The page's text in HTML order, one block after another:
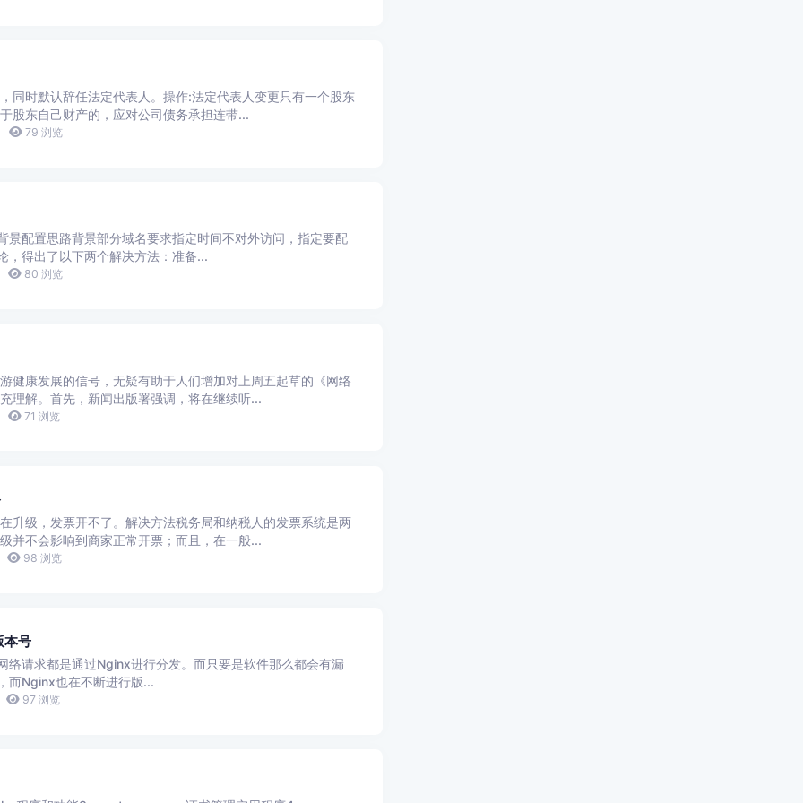
同时默认辞任法定代表人。操作:法定代表人变更只有一个股东
股东自己财产的，应对公司债务承担连带...
79 浏览
配置思路背景部分域名要求指定时间不对外访问，指定要配
，得出了以下两个解决方法：准备...
80 浏览
健康发展的信号，无疑有助于人们增加对上周五起草的《网络
理解。首先，新闻出版署强调，将在继续听...
71 浏览
升级，发票开不了。解决方法税务局和纳税人的发票系统是两
并不会影响到商家正常开票；而且，在一般...
98 浏览
本号
络请求都是通过Nginx进行分发。而只要是软件那么都会有漏
而Nginx也在不断进行版...
97 浏览